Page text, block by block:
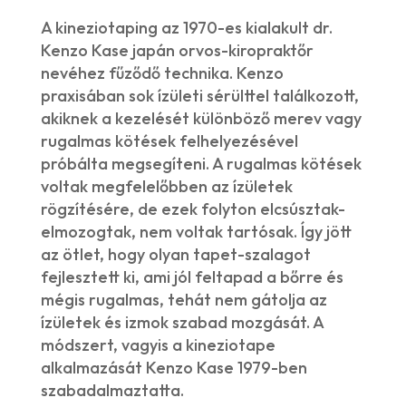
A kineziotaping az 1970-es kialakult dr.
Kenzo Kase japán orvos-kiropraktőr
nevéhez fűződő technika. Kenzo
praxisában sok ízületi sérülttel találkozott,
akiknek a kezelését különböző merev vagy
rugalmas kötések felhelyezésével
próbálta megsegíteni. A rugalmas kötések
voltak megfelelőbben az ízületek
rögzítésére, de ezek folyton elcsúsztak-
elmozogtak, nem voltak tartósak. Így jött
az ötlet, hogy olyan tapet-szalagot
fejlesztett ki, ami jól feltapad a bőrre és
mégis rugalmas, tehát nem gátolja az
ízületek és izmok szabad mozgását. A
módszert, vagyis a kineziotape
alkalmazását Kenzo Kase 1979-ben
szabadalmaztatta.